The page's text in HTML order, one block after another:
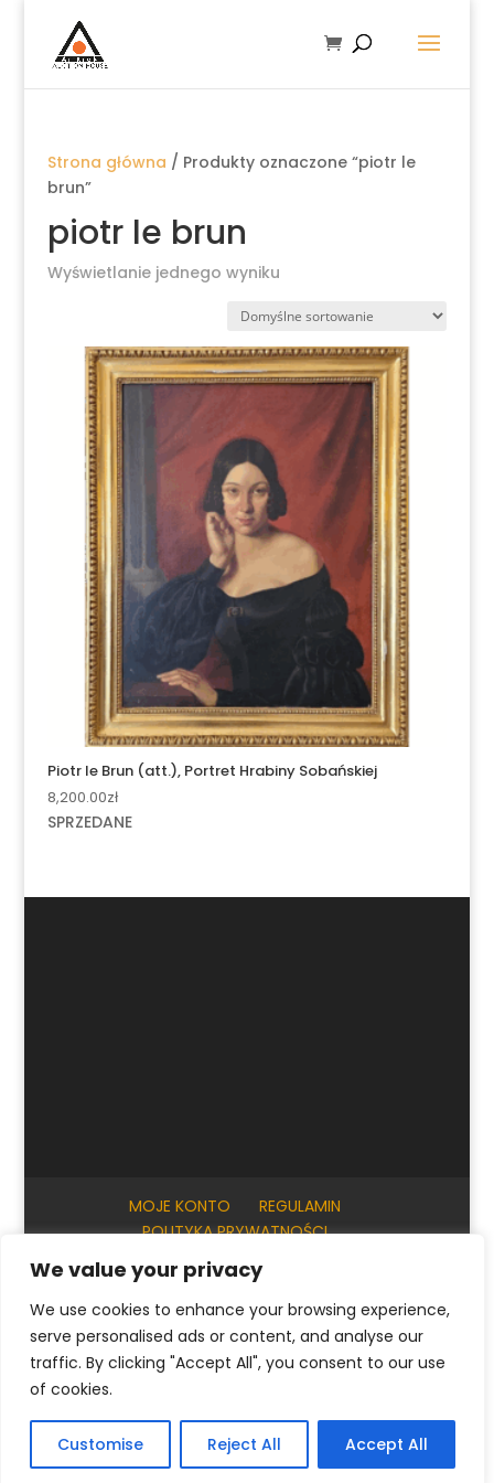
We value your privacy
We use cookies to enhance your browsing experience,
serve personalised ads or content, and analyse our
traffic. By clicking "Accept All", you consent to our use
of cookies.
Customise Reject All Accept All
Strona główna / Produkty oznaczone “piotr le
brun”
piotr le brun
Wyświetlanie jednego wyniku
Piotr le Brun (att.), Portret Hrabiny Sobańskiej
8,200.00zł
SPRZEDANE
MOJE KONTO
REGULAMIN
POLITYKA PRYWATNOŚCI
INFORMACJE PRAKTYCZNE
© ArtKrak Auction House 2023
Français
( Francuski